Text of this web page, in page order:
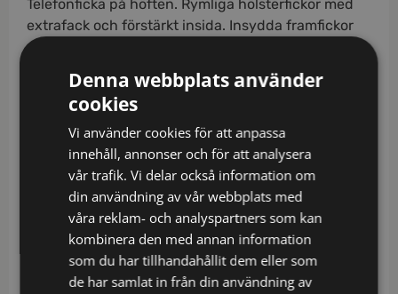
Telefonficka på höften. Rymliga hölsterfickor med
extrafack och förstärkt insida. Insydda framfickor
som hölsterfickorna kan stoppas ned i.
Framflyttad förstärkt tumstocksficka med lös
nederkant och knivknapp. Benficka med
telefonfack. Kil i grenen. Förböjda knän med
knäfickor i slitstark polyamid. Knäskyddsfickor med
två höjdnivåer. Byxan finns även som dammodell,
Certifierad enligt EN 14404:2004+A1:2010 Typ 2
Nivå 1 tillsammans med Jobmans knäskydd 9943,
9944 och 9945.
Denna webbplats använder
cookies
Vi använder cookies för att anpassa
innehåll, annonser och för att analysera
vår trafik. Vi delar också information om
din användning av vår webbplats med
våra reklam- och analyspartners som kan
kombinera den med annan information
som du har tillhandahållit dem eller som
de har samlat in från din användning av